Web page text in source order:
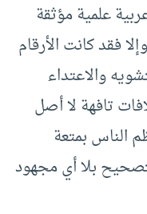
علمية مؤثقة
فقد كانت الأرقام
والاعتداء
تافهة لا أصل
الناس بمتعة
بلا أي مجهود